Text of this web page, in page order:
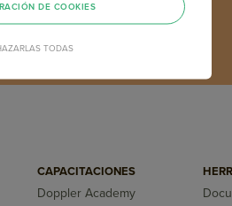
CAPACITACIONES
Doppler Academy
TODAS
DE COOKIES